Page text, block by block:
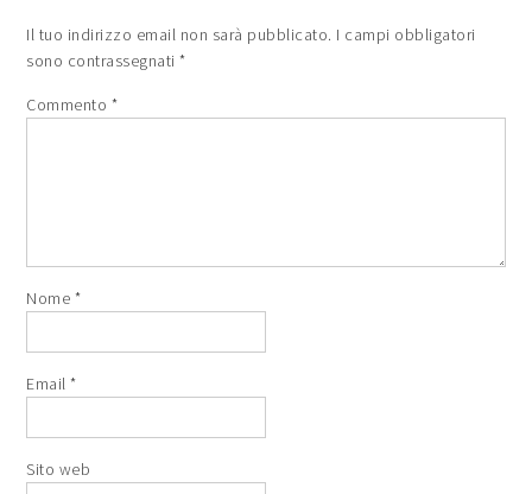
Il tuo indirizzo email non sarà pubblicato. I campi obbligatori
sono contrassegnati*
Commento *
Nome *
Email*
Sito web